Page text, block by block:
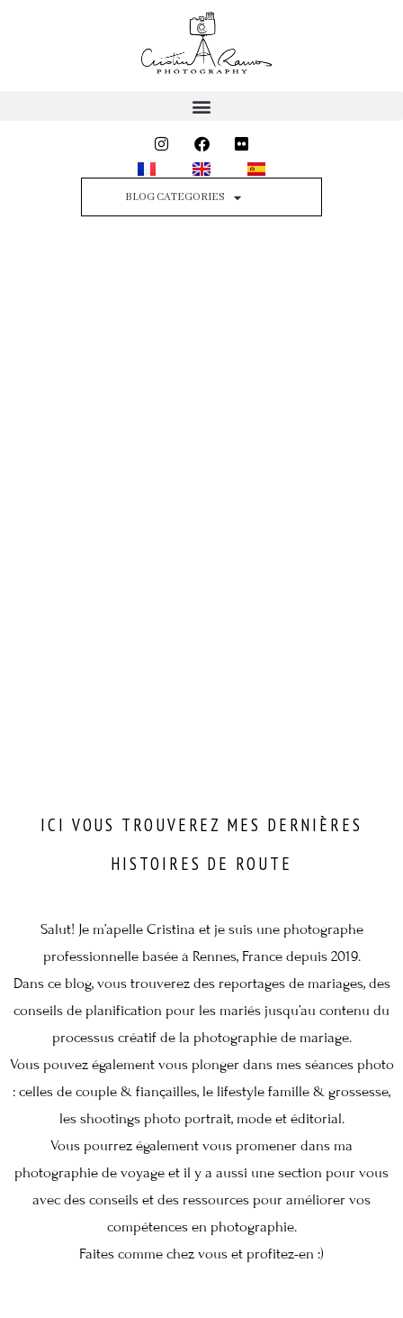
BLOG CATEGORIES
ICI VOUS TROUVEREZ MES DERNIÈRES
HISTOIRES DE ROUTE
Salut! Je m’apelle Cristina et je suis une photographe
professionnelle basée à Rennes, France depuis 2019.
Dans ce blog, vous trouverez des reportages de mariages, des
conseils de planification pour les mariés jusqu’au contenu du
processus créatif de la photographie de mariage.
Vous pouvez également vous plonger dans mes séances photo
: celles de couple & fiançailles, le lifestyle famille & grossesse,
les shootings photo portrait, mode et éditorial.
Vous pourrez également vous promener dans ma
photographie de voyage et il y a aussi une section pour vous
avec des conseils et des ressources pour améliorer vos
compétences en photographie.
Faites comme chez vous et profitez-en :)